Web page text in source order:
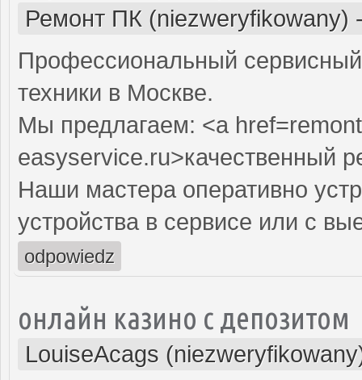
Ремонт ПК (niezweryfikowany)
Профессиональный
техники в Москве.
Мы предлагаем: <a
easyservice.ru>качественный
Наши мастера оперативно
устройства в сервисе или с
odpowiedz
онлайн казино с депозитом
LouiseAcags